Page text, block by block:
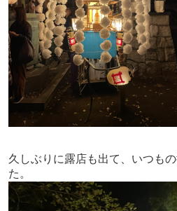
久しぶりに露店も出て、いつも
た。